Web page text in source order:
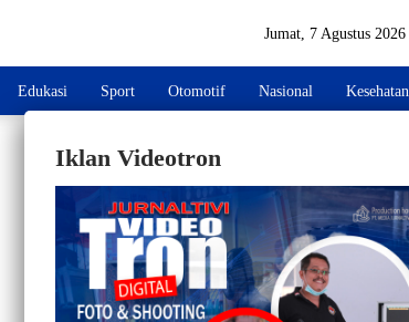
Jumat, 7 Agustus 2026
Edukasi Sport Otomotif Nasional Kesehatan
Iklan Videotron